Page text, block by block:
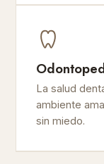
La salud
ambiente
sin miedo.